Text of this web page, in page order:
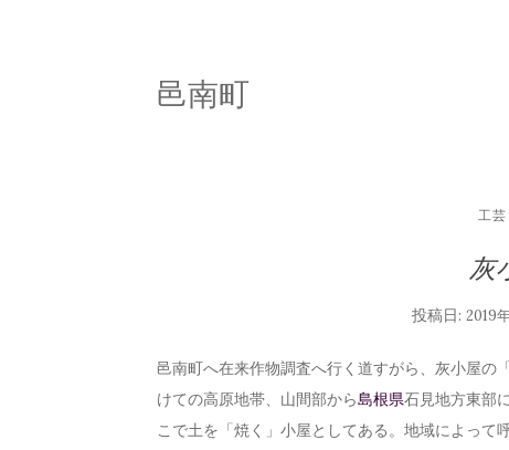
邑南町
工
灰
投稿日: 2019
邑南町へ在来作物調査へ行く道すがら、灰小屋の
けての高原地帯、山間部から島根県石見地方東部
こで土を「焼く」小屋としてある。地域によって